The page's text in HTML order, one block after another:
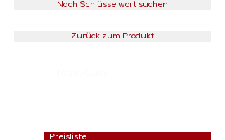
Nach Schlüsselwort suchen
Zurück zum Produkt
Preisliste